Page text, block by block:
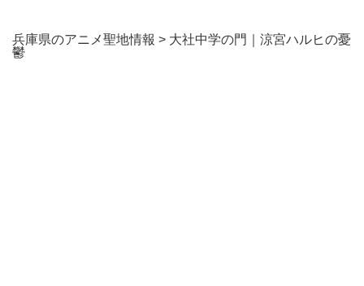
兵庫県のアニメ聖地情報 > 大社中学の門｜涼宮ハルヒの憂
鬱